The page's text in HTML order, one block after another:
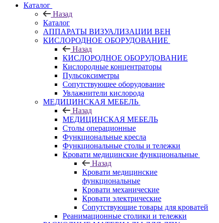
Каталог
Назад
Каталог
АППАРАТЫ ВИЗУАЛИЗАЦИИ ВЕН
КИСЛОРОДНОЕ ОБОРУДОВАНИЕ
Назад
КИСЛОРОДНОЕ ОБОРУДОВАНИЕ
Кислородные концентраторы
Пульсоксиметры
Сопутствующее оборудование
Увлажнители кислорода
МЕДИЦИНСКАЯ МЕБЕЛЬ
Назад
МЕДИЦИНСКАЯ МЕБЕЛЬ
Столы операционные
Функциональные кресла
Функциональные столы и тележки
Кровати медицинские функциональные
Назад
Кровати медицинские
функциональные
Кровати механические
Кровати электрические
Сопутствующие товары для кроватей
Реанимационные столики и тележки